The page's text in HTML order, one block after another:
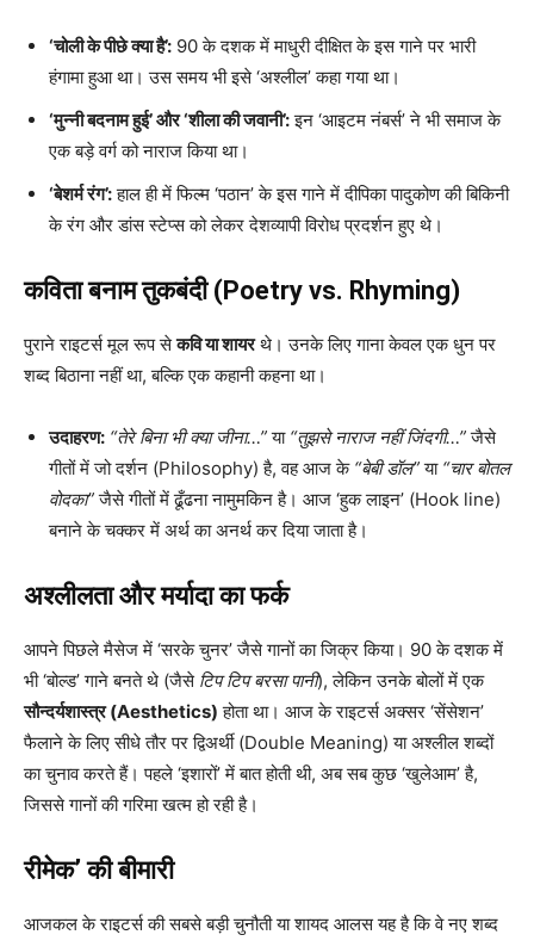
‘चोली के पीछे क्या है’: 90 के दशक में माधुरी दीक्षित के इस गाने पर भारी
हंगामा हुआ था। उस समय भी इसे ‘अश्लील’ कहा गया था।
‘मुन्नी बदनाम हुई’ और ‘शीला की जवानी’:इन ‘आइटम नंबर्स’ ने भी समाज के
एक बड़े वर्ग को नाराज किया था।
‘बेशर्म रंग’:हाल ही में फिल्म ‘पठान’ के इस गाने में दीपिका पादुकोण की बिकिनी
के रंग और डांस स्टेप्स को लेकर देशव्यापी विरोध प्रदर्शन हुए थे।
कविता बनाम तुकबंदी (Poetry vs. Rhyming)
पुराने राइटर्स मूल रूप सेकवि या शायरथे। उनके लिए गाना केवल एक धुन पर
शब्द बिठाना नहीं था, बल्कि एक कहानी कहना था।
उदाहरण: “तेरे बिना भी क्या जीना…”या “तुझसे नाराज नहीं जिंदगी…”जैसे
गीतों में जो दर्शन (Philosophy) है, वह आज के “बेबी डॉल”या “चार बोतल
वोदका”जैसे गीतों में ढूँढना नामुमकिन है। आज ‘हुक लाइन’ (Hook line)
बनाने के चक्कर में अर्थ का अनर्थ कर दिया जाता है।
अश्लीलता और मर्यादा का फर्क
आपने पिछले मैसेज में ‘सरके चुनर’ जैसे गानों का जिक्र किया। 90 के दशक में
भी ‘बोल्ड’ गाने बनते थे (जैसे टिप टिप बरसा पानी), लेकिन उनके बोलों में एक
सौन्दर्यशास्त्र (Aesthetics) होता था। आज के राइटर्स अक्सर ‘सेंसेशन’
फैलाने के लिए सीधे तौर पर द्विअर्थी (Double Meaning) या अश्लील शब्दों
का चुनाव करते हैं। पहले ‘इशारों’ में बात होती थी, अब सब कुछ ‘खुलेआम’ है,
जिससे गानों की गरिमा खत्म हो रही है।
रीमेक’ की बीमारी
आजकल के राइटर्स की सबसे बड़ी चुनौती या शायद आलस यह है कि वे नए शब्द